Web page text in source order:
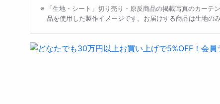
く
「生地・シート」切り売り・原反商品の掲載写真のカーテ
品を使用した製作イメージです。お届けする商品は生地のみ